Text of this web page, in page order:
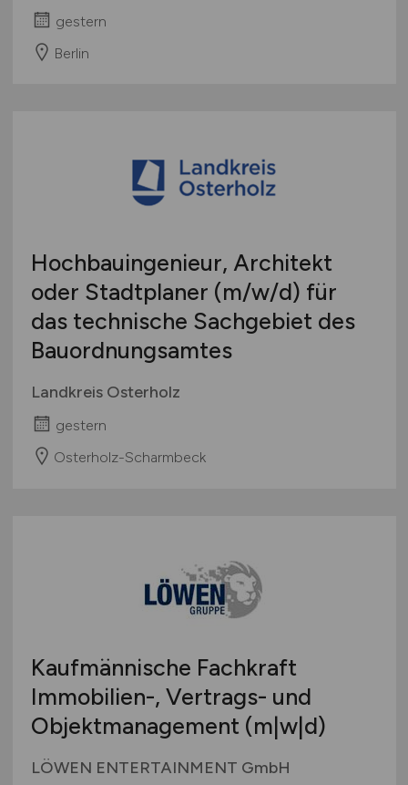
gestern
Berlin
Hochbauingenieur, Architekt
oder Stadtplaner (m/w/d) für
das technische Sachgebiet des
Bauordnungsamtes
Landkreis Osterholz
gestern
Osterholz-Scharmbeck
Kaufmännische Fachkraft
Immobilien-, Vertrags- und
Objektmanagement (m|w|d)
LÖWEN ENTERTAINMENT GmbH